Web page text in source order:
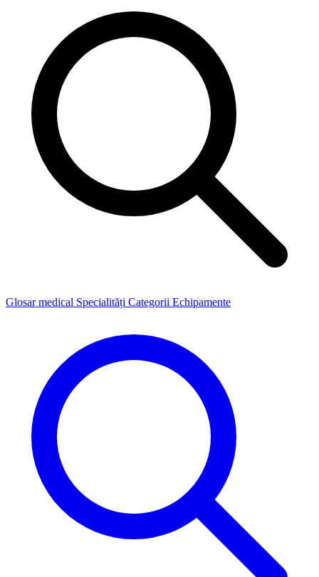
Glosar medical Specialități Categorii Echipamente